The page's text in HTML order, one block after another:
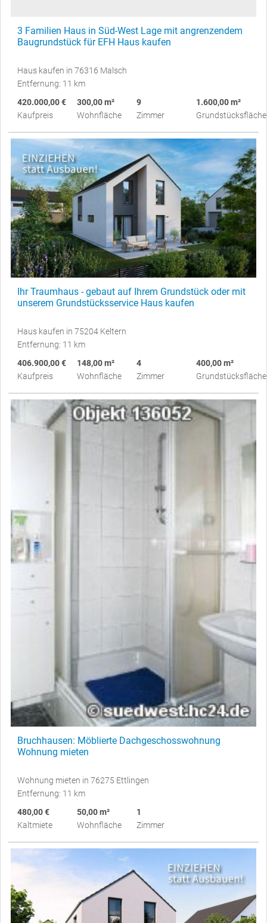
3 Familien Haus in Süd-West Lage mit angrenzendem
Baugrundstück für EFH Haus kaufen
Haus kaufen in 76316 Malsch
Entfernung: 11 km
420.000,00 €
Kaufpreis
300,00 m²
Wohnfläche
9
Zimmer
1.600,00 m²
Grundstücksfläche
Ihr Traumhaus - gebaut auf Ihrem Grundstück oder mit
unserem Grundstücksservice Haus kaufen
Haus kaufen in 75204 Keltern
Entfernung: 11 km
406.900,00 €
Kaufpreis
148,00 m²
Wohnfläche
4
Zimmer
400,00 m²
Grundstücksfläche
Bruchhausen: Möblierte Dachgeschosswohnung
Wohnung mieten
Wohnung mieten in 76275 Ettlingen
Entfernung: 11 km
480,00 €
Kaltmiete
50,00 m²
Wohnfläche
1
Zimmer